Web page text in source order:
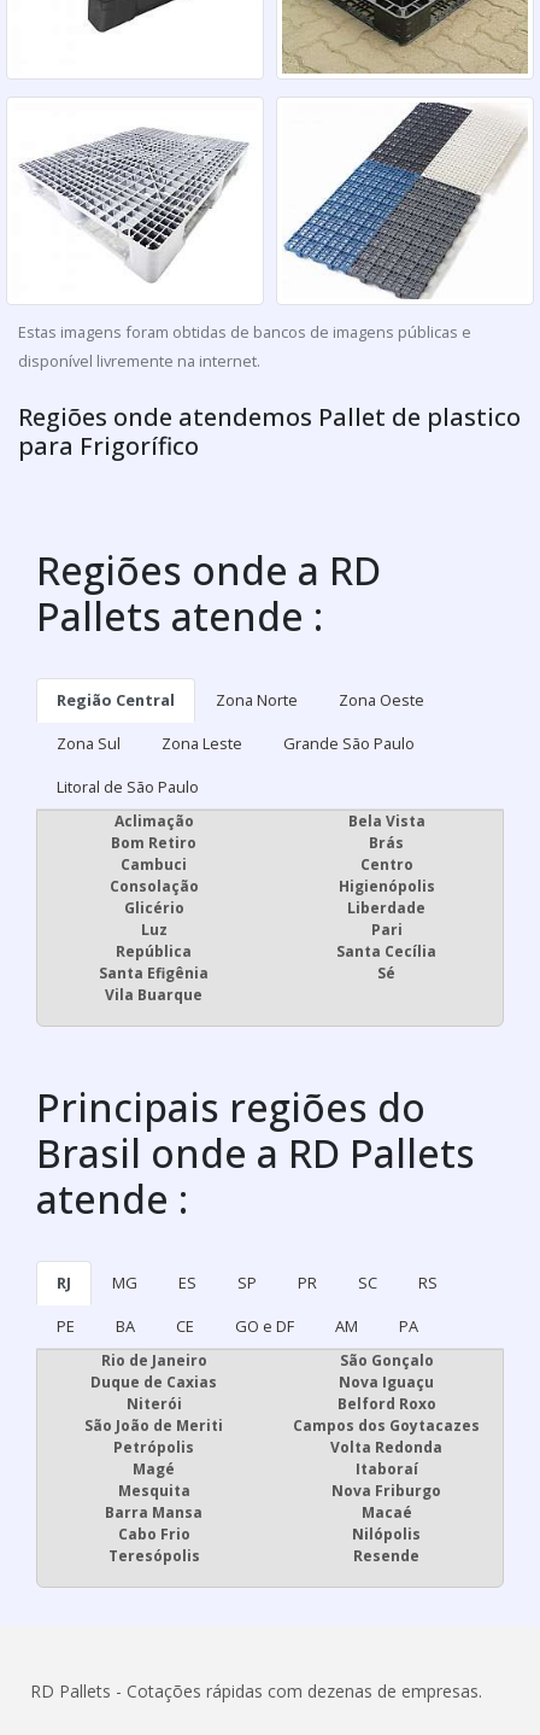
Estas imagens foram obtidas de bancos de imagens públicas e
disponível livremente na internet.
Regiões onde atendemos Pallet de plastico
para Frigorífico
Regiões onde a RD
Pallets atende :
Região Central Zona Norte
Zona Oeste
Zona Sul
Zona Leste
Grande São Paulo
Litoral de São Paulo
Aclimação
Bela Vista
Bom Retiro
Brás
Cambuci
Centro
Consolação
Higienópolis
Glicério
Liberdade
Luz
Pari
República
Santa Cecília
Santa Efigênia
Sé
Vila Buarque
Principais regiões do
Brasil onde a RD Pallets
atende :
RJ MG ES SP PR SC
RS
PE
BA CE GO e DF AM PA
Rio de Janeiro
São Gonçalo
Duque de Caxias
Nova Iguaçu
Niterói
Belford Roxo
São João de Meriti
Campos dos Goytacazes
Petrópolis
Volta Redonda
Magé
Itaboraí
Mesquita
Nova Friburgo
Barra Mansa
Macaé
Cabo Frio
Nilópolis
Teresópolis
Resende
RD Pallets - Cotações rápidas com dezenas de empresas.